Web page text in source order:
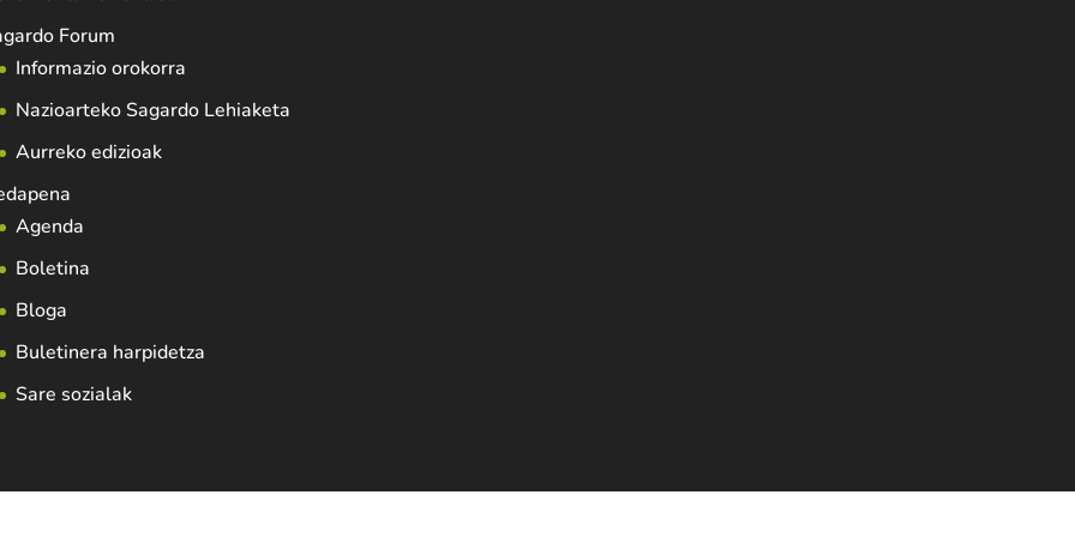
Forum
Informazio orokorra
Nazioarteko Sagardo Lehiaketa
Aurreko edizioak
Agenda
Boletina
Bloga
Buletinera harpidetza
Sare sozialak